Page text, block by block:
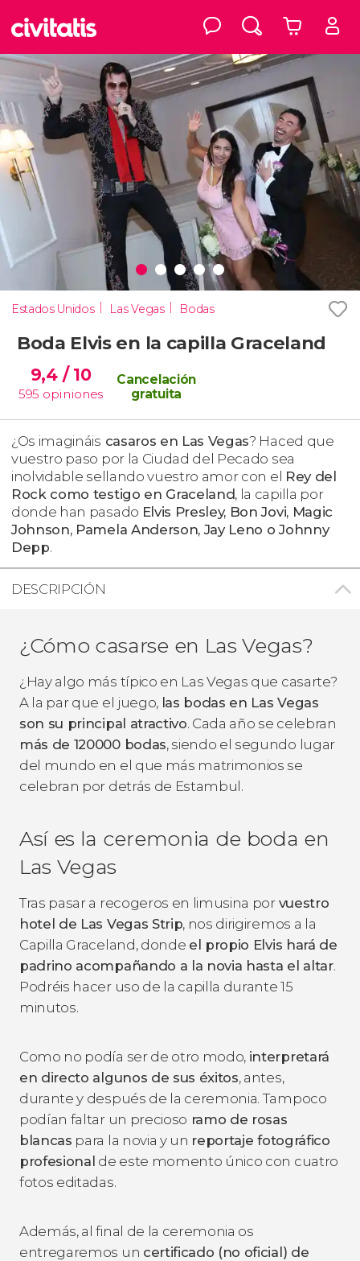
Estados Unidos Las Vegas Bodas
Boda Elvis en la capilla Graceland
9,4 / 10
595 opiniones
Cancelación
gratuita
¿Os imagináis casaros en Las Vegas? Haced que
vuestro paso por la Ciudad del Pecado sea
inolvidable sellando vuestro amor con el Rey del
Rock como testigo en Graceland, la capilla por
donde han pasado Elvis Presley, Bon Jovi, Magic
Johnson, Pamela Anderson, Jay Leno o Johnny
Depp.
DESCRIPCIÓN
¿Cómo casarse en Las Vegas?
¿Hay algo más típico en Las Vegas que casarte?
A la par que el juego, las bodas en Las Vegas
son su principal atractivo. Cada año se celebran
más de 120000 bodas, siendo el segundo lugar
del mundo en el que más matrimonios se
celebran por detrás de Estambul.
Así es la ceremonia de boda en
Las Vegas
Tras pasar a recogeros en limusina por vuestro
hotel de Las Vegas Strip, nos dirigiremos a la
Capilla Graceland, donde el propio Elvis hará de
padrino acompañando a la novia hasta el altar.
Podréis hacer uso de la capilla durante 15
minutos.
Como no podía ser de otro modo, interpretará
en directo algunos de sus éxitos, antes,
durante y después de la ceremonia. Tampoco
podían faltar un precioso ramo de rosas
blancas para la novia y un reportaje fotográfico
profesional de este momento único con cuatro
fotos editadas.
Además, al final de la ceremonia os
entregaremos un certificado (no oficial) de